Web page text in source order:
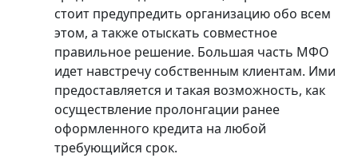
стоит предупредить организацию обо всем
этом, а также отыскать совместное
правильное решение. Большая часть МФО
идет навстречу собственным клиентам. Ими
предоставляется и такая возможность, как
осуществление пролонгации ранее
оформленного кредита на любой
требующийся срок.